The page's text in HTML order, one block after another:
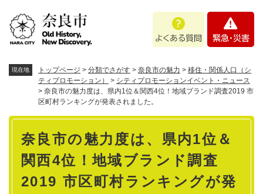
あ
問
・
現在地 トップページ > 分類でさがす > 奈良市の魅力 > 移住・関係人口（シ
ティプロモーション）
> シティプロモーションイベント・ニュース
> 奈良市の魅力度は、県内1位＆関西4位！地域ブランド調査2019 市
区町村ランキングが発表されました。
本
奈良市の魅力度は、県内1位＆
関西4位！地域ブランド調査
2019 市区町村ランキングが発